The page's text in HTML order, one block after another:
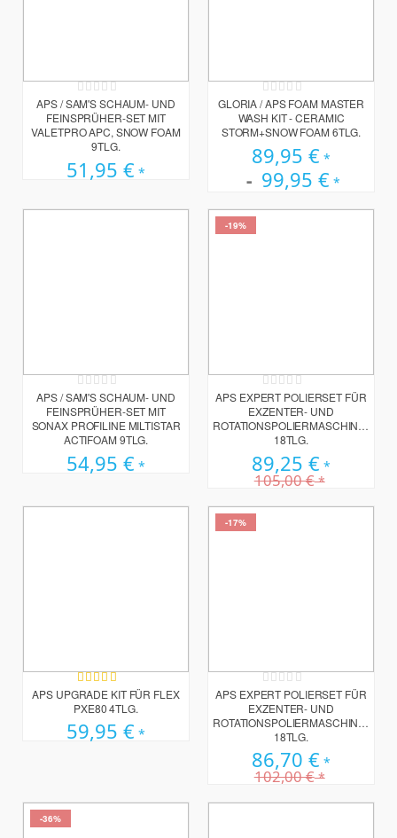
Rating:
0%
APS / SAM'S SCHAUM- UND
FEINSPRÜHER-SET MIT
VALETPRO APC, SNOW FOAM
9TLG.
51,95 €
Rating:
0%
GLORIA / APS FOAM MASTER
WASH KIT - CERAMIC
STORM+SNOW FOAM 6TLG.
89,95 €
99,95 €
Rating:
0%
APS / SAM'S SCHAUM- UND
FEINSPRÜHER-SET MIT
SONAX PROFILINE MILTISTAR
ACTIFOAM 9TLG.
54,95 €
-19%
Rating:
0%
APS EXPERT POLIERSET FÜR
EXZENTER- UND
ROTATIONSPOLIERMASCHINEN
18TLG.
89,25 €
105,00 €
Bewertung:
100%
APS UPGRADE KIT FÜR FLEX
PXE80 4TLG.
59,95 €
-17%
Rating:
0%
APS EXPERT POLIERSET FÜR
EXZENTER- UND
ROTATIONSPOLIERMASCHINEN
18TLG.
86,70 €
102,00 €
-36%